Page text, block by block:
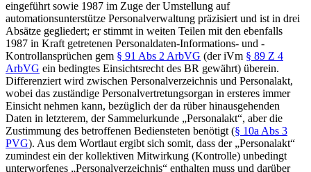
eingeführt sowie 1987 im Zuge der Umstellung auf
automationsunterstütze Personalverwaltung präzisiert und ist in drei
Absätze gegliedert; er stimmt in weiten Teilen mit den ebenfalls
1987 in Kraft getretenen Personaldaten-Informations- und -
Kontrollansprüchen gem § 91 Abs 2 ArbVG (der iVm § 89 Z 4
ArbVG ein bedingtes Einsichtsrecht des BR gewährt) überein.
Differenziert wird zwischen Personalverzeichnis und Personalakt,
wobei das zuständige Personalvertretungsorgan in ersteres immer
Einsicht nehmen kann, bezüglich der da rüber hinausgehenden
Daten in letzterem, der Sammelurkunde „Personalakt“, aber die
Zustimmung des betroffenen Bediensteten benötigt (§ 10a Abs 3
PVG). Aus dem Wortlaut ergibt sich somit, dass der „Personalakt“
zumindest ein der kollektiven Mitwirkung (Kontrolle) unbedingt
unterworfenes „Personalverzeichnis“ enthalten muss und darüber